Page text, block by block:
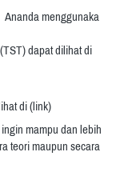
Ananda menggunaka
dapat dilihat di
di (link)
mampu dan lebih
teori maupun secara